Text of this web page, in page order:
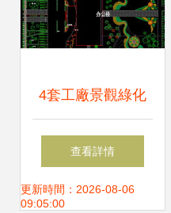
4套工廠景觀綠化
規劃方案設計平面
圖下載 cad圖紙圖
查看詳情
更新時間：2026-08-06
09:05:00